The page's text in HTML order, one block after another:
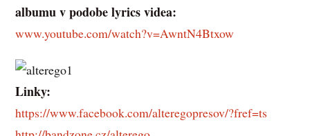
albumu v podobe lyrics videa:
www.youtube.com/watch?v=AwntN4Btxow
Linky:
https://www.facebook.com/alteregopresov/?fref=ts